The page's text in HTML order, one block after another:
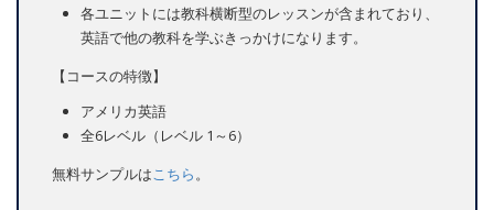
各ユニットには教科横断型のレッスンが含まれており、
英語で他の教科を学ぶきっかけになります。
【コースの特徴】
アメリカ英語
全6レベル（レベル 1～6）
無料サンプルはこちら。